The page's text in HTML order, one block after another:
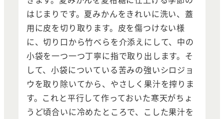
はじまりです。夏みかんをきれいに洗い、蓋
用に皮を切り取ります。皮を傷つけない様
に、切り口から竹べらを介添えにして、中の
小袋を一つ一つ丁寧に指で取り出します。そ
して、小袋についている苦みの強いシロジョ
ウを取り除いてから、やさしく果汁を搾りま
す。これと平行して作っておいた寒天がちょ
うど頃合いに冷めたところで、こした果汁を